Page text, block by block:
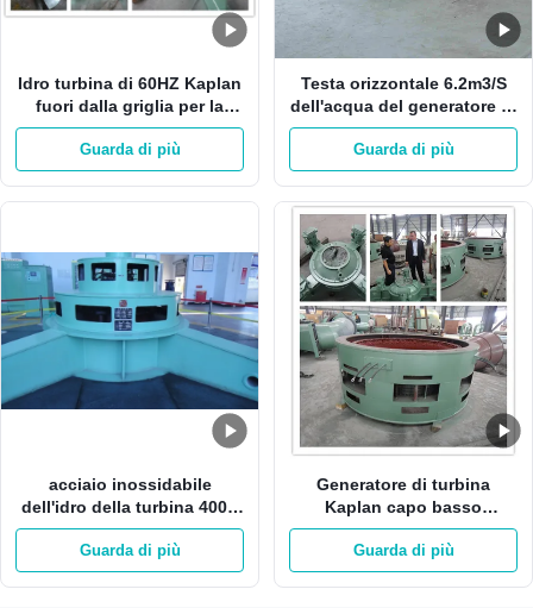
Idro turbina di 60HZ Kaplan
fuori dalla griglia per la
turbina di Mini Hydro
Station Vertical Kaplan
Guarda di più
Testa orizzontale 6.2m3/S
dell'acqua del generatore di
turbina Kaplan 1MW 19m
Guarda di più
acciaio inossidabile
dell'idro della turbina 400V
Kaplan di Kaplan dell'acqua
4000kw turbina della ruota
Guarda di più
Generatore di turbina
Kaplan capo basso
verticale 42m 980kw 3m3/S
Guarda di più